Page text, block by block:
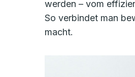
werden – vom
So verbindet man
macht.